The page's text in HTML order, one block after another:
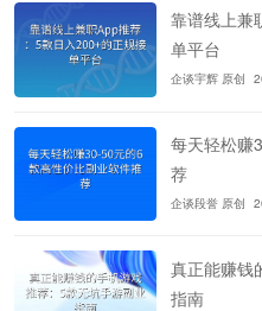
靠谱线上兼
单平台
企谈宇辉 原创
每天轻松赚
荐
企谈段誉 原创
真正能赚钱
指南